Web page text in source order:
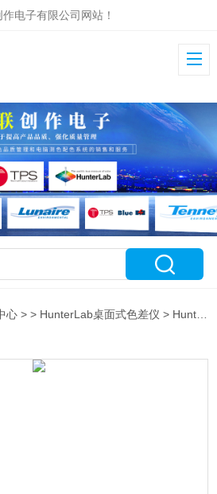
电子有限公司网站！
心 > > HunterLab桌面式色差仪 > HunterLab ColorQuest XT分光光度仪